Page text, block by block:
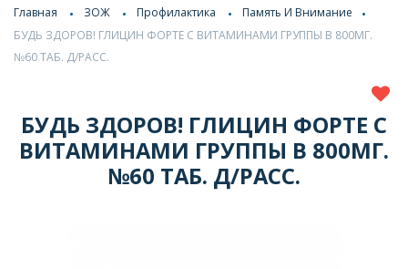
Главная ЗОЖ Профилактика
Память И Внимание
БУДЬ ЗДОРОВ! ГЛИЦИН ФОРТЕ С ВИТАМИНАМИ ГРУППЫ В 800МГ.
№60 ТАБ. Д/РАСС.
БУДЬ ЗДОРОВ! ГЛИЦИН ФОРТЕ С
ВИТАМИНАМИ ГРУППЫ В 800МГ.
№60 ТАБ. Д/РАСС.